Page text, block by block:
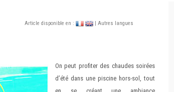
Article disponible en : | Autres langues
On peut profiter des chaudes soirées
d’été dans une piscine hors-sol, tout